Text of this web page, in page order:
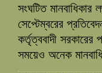
সংঘটিত
সেপ্টেম্বরের
কর্তৃত্ববাদী
সময়েও অনেক